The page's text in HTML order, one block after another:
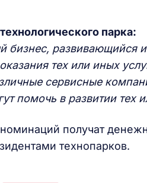
парка:
развивающийся
тех или иных
сервисные
помочь в развитии тех
получат
технопарков.